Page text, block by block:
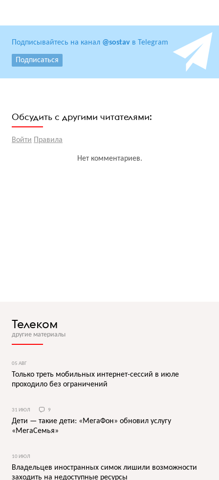
Подписывайтесь на канал @sostav в Telegram
Подписаться
Обсудить с другими читателями:
Войти Правила
Нет комментариев.
Телеком
другие материалы
05 АВГ
Только треть мобильных интернет-сессий в июле
проходило без ограничений
31 ИЮЛ 9
Дети — такие дети: «МегаФон» обновил услугу
«МегаСемья»
10 ИЮЛ
Владельцев иностранных симок лишили возможности
заходить на недоступные ресурсы